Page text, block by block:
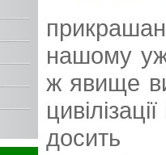
нашому
ж явище
досить